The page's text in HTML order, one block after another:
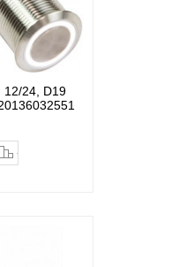
12/24, D19
закладки